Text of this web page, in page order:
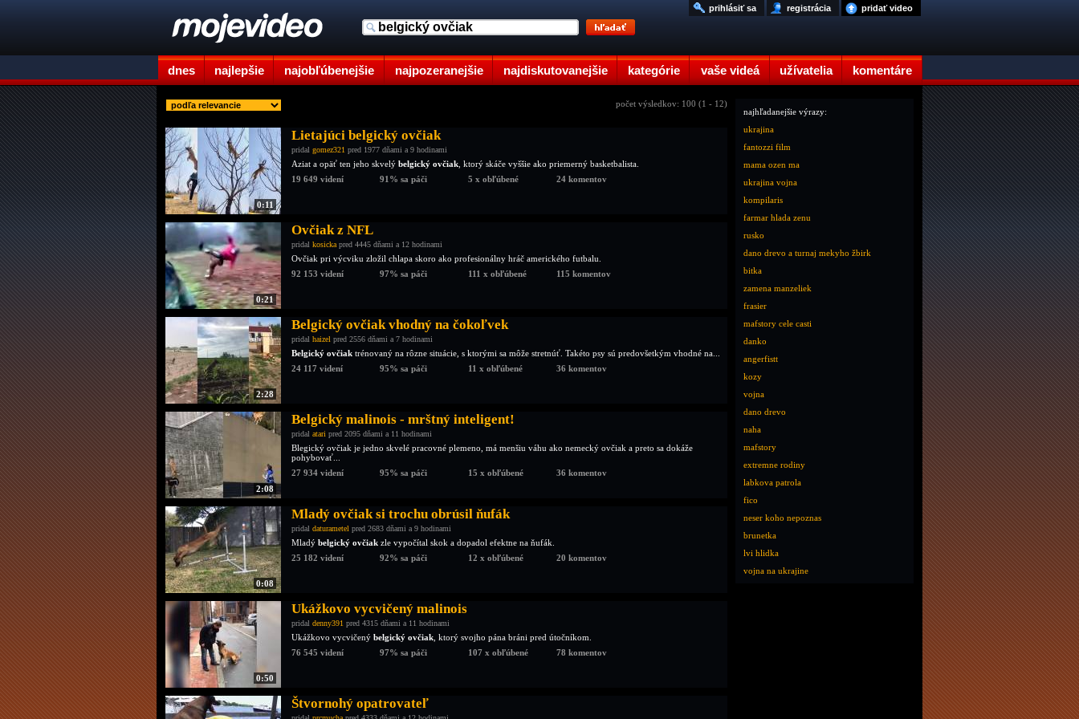
dnes najlepšie najobľúbenejšie najpozeranejšie najdiskutovanejšie kategórie vaše videá užívatelia komentáre
pridať video
registrácia
prihlásiť sa
počet výsledkov: 100 (1 - 12)
0:11
Lietajúci belgický ovčiak
pridal gomez321 pred 1977 dňami a 9 hodinami
Aziat a opäť ten jeho skvelý belgický ovčiak , ktorý skáče vyššie ako priemerný basketbalista.
19 649 videní
91% sa páči 5 x obľúbené 24 komentov
0:21
Ovčiak z NFL
pridal kosicka pred 4445 dňami a 12 hodinami
Ovčiak pri výcviku zložil chlapa skoro ako profesionálny hráč amerického futbalu.
92 153 videní
97% sa páči 111 x obľúbené 115 komentov
2:28
Belgický ovčiak vhodný na čokoľvek
pridal haizel pred 2556 dňami a 7 hodinami
Belgický ovčiak trénovaný na rôzne situácie, s ktorými sa môže stretnúť. Takéto psy sú predovšetkým vhodné na...
24 117 videní
95% sa páči 11 x obľúbené 36 komentov
2:08
Belgický malinois - mrštný inteligent!
pridal atari pred 2095 dňami a 11 hodinami
Blegický ovčiak je jedno skvelé pracovné plemeno, má menšiu váhu ako nemecký ovčiak a preto sa dokáže
pohybovať...
27 934 videní
95% sa páči 15 x obľúbené 36 komentov
0:08
Mladý ovčiak si trochu obrúsil ňufák
pridal daturametel pred 2683 dňami a 9 hodinami
Mladý belgický ovčiak zle vypočítal skok a dopadol efektne na ňufák.
25 182 videní
92% sa páči 12 x obľúbené 20 komentov
0:50
Ukážkovo vycvičený malinois
pridal denny391 pred 4315 dňami a 11 hodinami
Ukážkovo vycvičený belgický ovčiak , ktorý svojho pána bráni pred útočníkom.
76 545 videní
97% sa páči 107 x obľúbené 78 komentov
Štvornohý opatrovateľ
najhľadanejšie výrazy:
ukrajina
fantozzi film
mama ozen ma
ukrajina vojna
kompilaris
farmar hlada zenu
rusko
dano drevo a turnaj mekyho žbirk
bitka
zamena manzeliek
frasier
mafstory cele casti
danko
angerfistt
kozy
vojna
dano drevo
naha
mafstory
extremne rodiny
labkova patrola
fico
neser koho nepoznas
brunetka
lvi hlidka
vojna na ukrajine